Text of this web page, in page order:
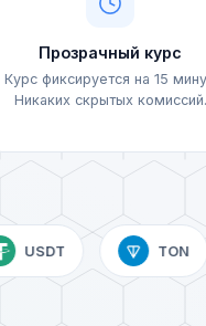
Прозрачный курс
Курс фиксируется на 15
Никаких скрытых комиссий.
USDT TON